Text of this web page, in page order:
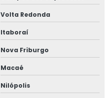
Volta Redonda
Itaboraí
Nova Friburgo
Macaé
Nilópolis